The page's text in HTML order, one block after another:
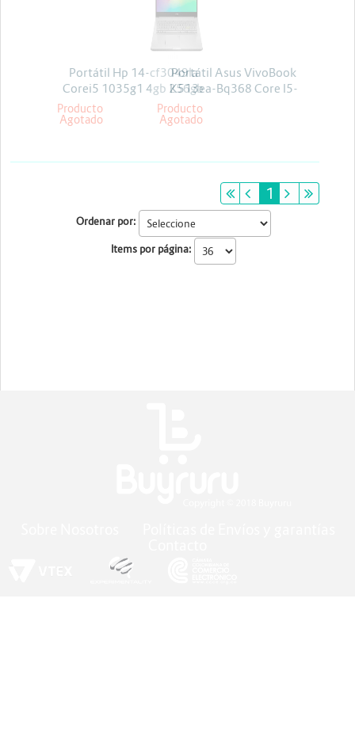
Portátil Hp 14-cf3049la
Corei5 1035g1 4gb 256gb
Solido Win 10 Pro
Producto
Agotado
Portátil Asus VivoBook
K513ea-Bq368 Core I5-
1135g7 15.6" Fhd 8gb Ssd
256gb Linux
Producto
Agotado
primeiro
anterior
1 próximo
Ordenar por:
Items por página: